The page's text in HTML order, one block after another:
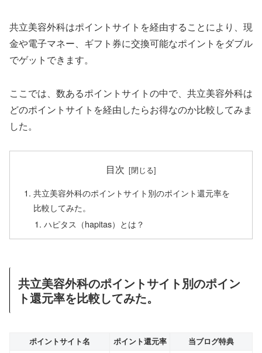
共立美容外科はポイントサイトを経由することにより、現
金や電子マネー、ギフト券に交換可能なポイントをダブル
でゲットできます。
ここでは、数あるポイントサイトの中で、共立美容外科は
どのポイントサイトを経由したらお得なのか比較してみま
した。
目次
共立美容外科のポイントサイト別のポイント還元率を
比較してみた。
ハピタス（hapitas）とは？
共立美容外科のポイントサイト別のポイン
ト還元率を比較してみた。
ポイントサイト名 ポイント還元率 当ブログ特典